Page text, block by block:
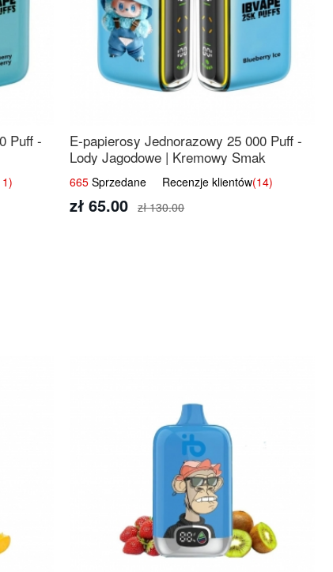
Puff -
E-papierosy Jednorazowy 25 000 Puff -
Lody Jagodowe | Kremowy Smak
665 Sprzedane Recenzje klientów(14)
zł 65.00 zł 130.00